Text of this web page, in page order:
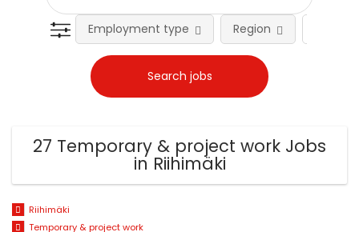
Employment type Region
27 Temporary & project work Jobs
in Riihimäki
Riihimäki
Temporary & project work